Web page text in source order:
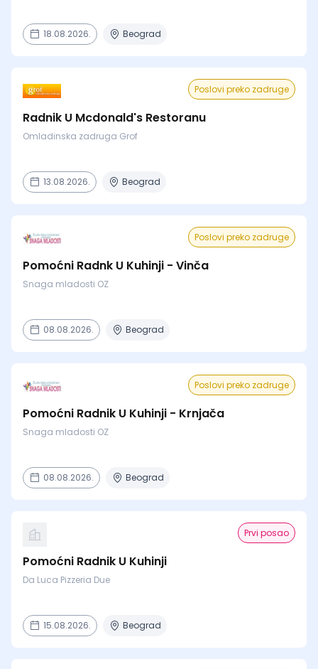
18.08.2026. Beograd
Poslovi preko zadruge
Radnik U Mcdonald's Restoranu
Omladinska zadruga Grof
13.08.2026. Beograd
Poslovi preko zadruge
Pomoćni Radnk U Kuhinji - Vinča
Snaga mladosti OZ
08.08.2026. Beograd
Poslovi preko zadruge
Pomoćni Radnik U Kuhinji - Krnjača
Snaga mladosti OZ
08.08.2026. Beograd
Prvi posao
Pomoćni Radnik U Kuhinji
Da Luca Pizzeria Due
15.08.2026. Beograd